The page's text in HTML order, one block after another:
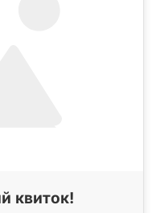
квиток!